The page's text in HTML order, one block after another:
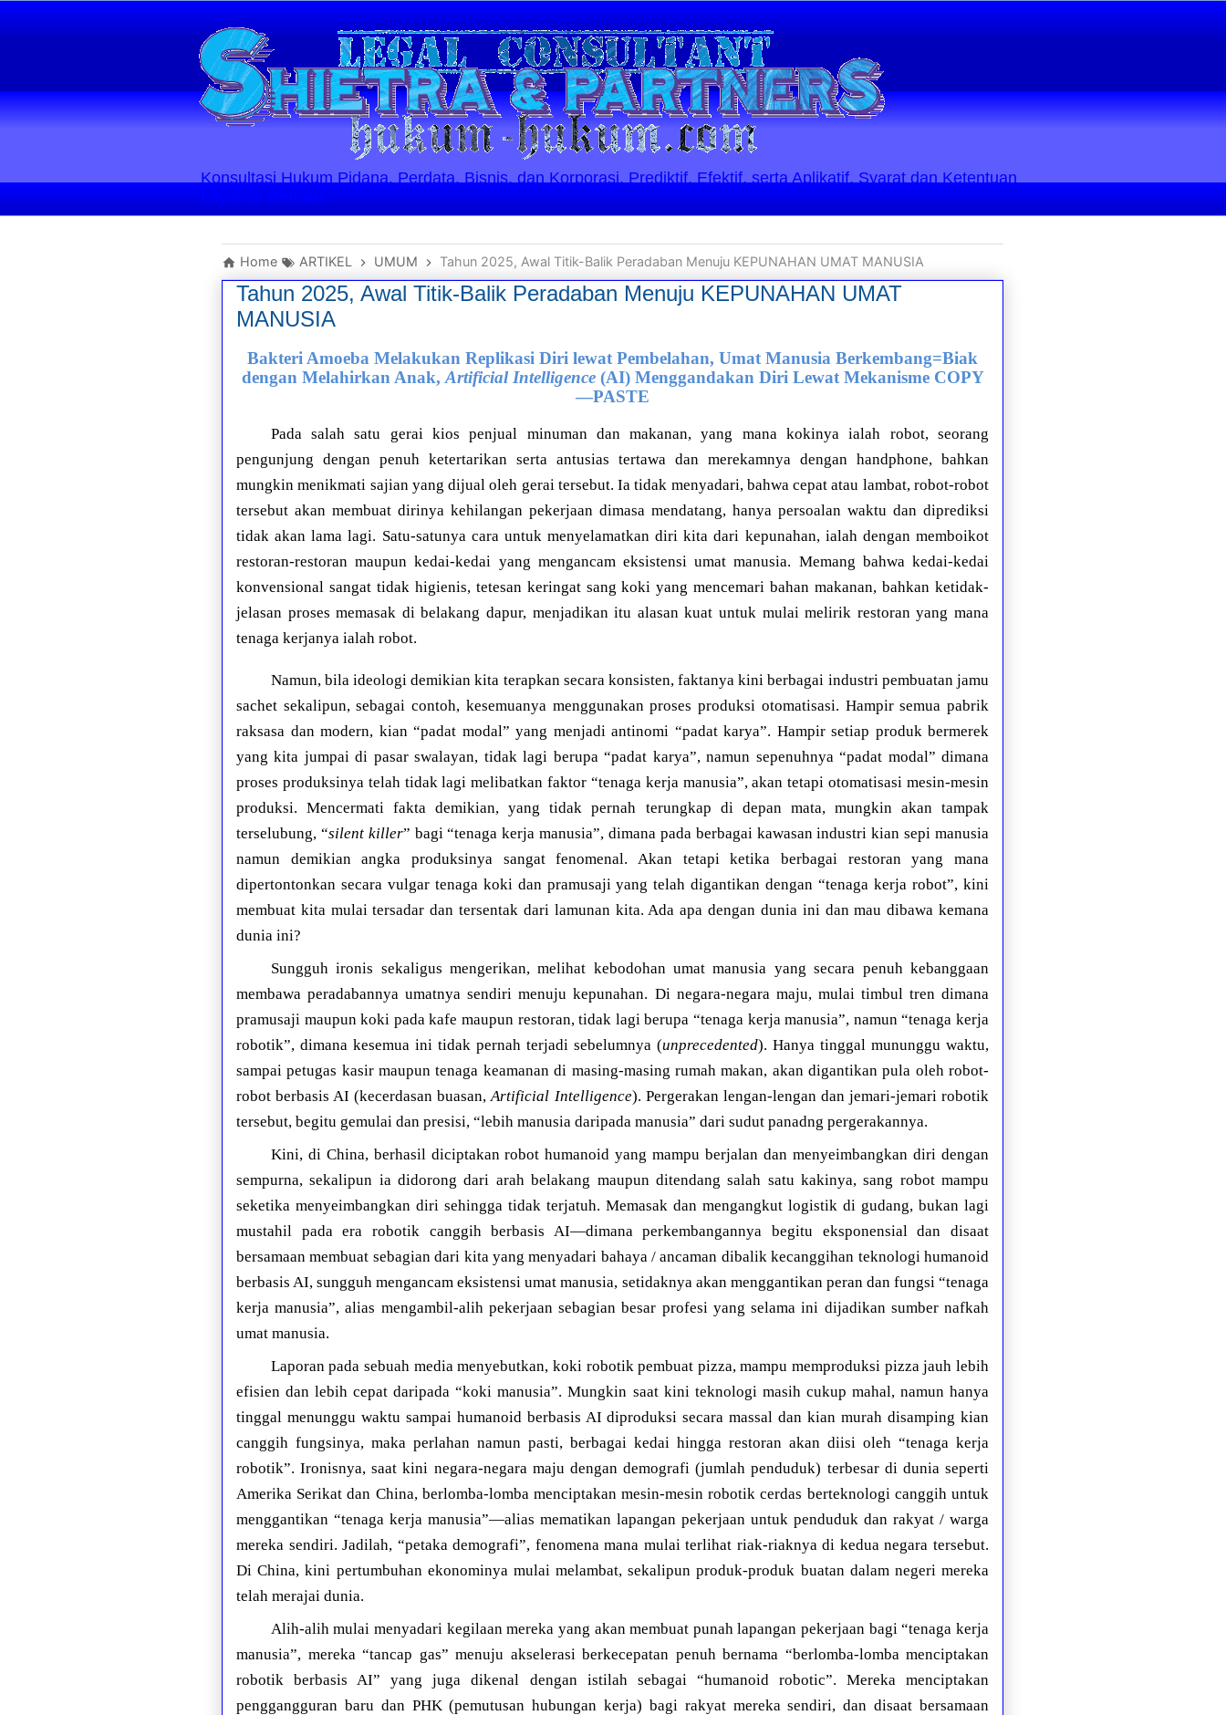
Konsultasi Hukum Pidana, Perdata, Bisnis, dan Korporasi. Prediktif, Efektif, serta Aplikatif. Syarat dan Ketentuan
Layanan Berlaku
Home ARTIKEL UMUM Tahun 2025, Awal Titik-Balik Peradaban Menuju KEPUNAHAN UMAT MANUSIA
Tahun 2025, Awal Titik-Balik Peradaban Menuju KEPUNAHAN UMAT
MANUSIA
Bakteri Amoeba Melakukan Replikasi Diri lewat Pembelahan, Umat Manusia Berkembang=Biak
dengan Melahirkan Anak, Artificial Intelligence(AI) Menggandakan Diri Lewat Mekanisme COPY
—PASTE
Pada salah satu gerai kios penjual minuman dan makanan, yang mana kokinya ialah robot, seorang
pengunjung dengan penuh ketertarikan serta antusias tertawa dan merekamnya dengan handphone, bahkan
mungkin menikmati sajian yang dijual oleh gerai tersebut. Ia tidak menyadari, bahwa cepat atau lambat, robot-robot
tersebut akan membuat dirinya kehilangan pekerjaan dimasa mendatang, hanya persoalan waktu dan diprediksi
tidak akan lama lagi. Satu-satunya cara untuk menyelamatkan diri kita dari kepunahan, ialah dengan memboikot
restoran-restoran maupun kedai-kedai yang mengancam eksistensi umat manusia. Memang bahwa kedai-kedai
konvensional sangat tidak higienis, tetesan keringat sang koki yang mencemari bahan makanan, bahkan ketidak-
jelasan proses memasak di belakang dapur, menjadikan itu alasan kuat untuk mulai melirik restoran yang mana
tenaga kerjanya ialah robot.
Namun, bila ideologi demikian kita terapkan secara konsisten, faktanya kini berbagai industri pembuatan jamu
sachet sekalipun, sebagai contoh, kesemuanya menggunakan proses produksi otomatisasi. Hampir semua pabrik
raksasa dan modern, kian “padat modal” yang menjadi antinomi “padat karya”. Hampir setiap produk bermerek
yang kita jumpai di pasar swalayan, tidak lagi berupa “padat karya”, namun sepenuhnya “padat modal” dimana
proses produksinya telah tidak lagi melibatkan faktor “tenaga kerja manusia”, akan tetapi otomatisasi mesin-mesin
produksi. Mencermati fakta demikian, yang tidak pernah terungkap di depan mata, mungkin akan tampak
terselubung, “silent killer” bagi “tenaga kerja manusia”, dimana pada berbagai kawasan industri kian sepi manusia
namun demikian angka produksinya sangat fenomenal. Akan tetapi ketika berbagai restoran yang mana
dipertontonkan secara vulgar tenaga koki dan pramusaji yang telah digantikan dengan “tenaga kerja robot”, kini
membuat kita mulai tersadar dan tersentak dari lamunan kita. Ada apa dengan dunia ini dan mau dibawa kemana
dunia ini?
Sungguh ironis sekaligus mengerikan, melihat kebodohan umat manusia yang secara penuh kebanggaan
membawa peradabannya umatnya sendiri menuju kepunahan. Di negara-negara maju, mulai timbul tren dimana
pramusaji maupun koki pada kafe maupun restoran, tidak lagi berupa “tenaga kerja manusia”, namun “tenaga kerja
robotik”, dimana kesemua ini tidak pernah terjadi sebelumnya (unprecedented). Hanya tinggal mununggu waktu,
sampai petugas kasir maupun tenaga keamanan di masing-masing rumah makan, akan digantikan pula oleh robot-
robot berbasis AI (kecerdasan buasan,Artificial Intelligence). Pergerakan lengan-lengan dan jemari-jemari robotik
tersebut, begitu gemulai dan presisi, “lebih manusia daripada manusia” dari sudut panadng pergerakannya.
Kini, di China, berhasil diciptakan robot humanoid yang mampu berjalan dan menyeimbangkan diri dengan
sempurna, sekalipun ia didorong dari arah belakang maupun ditendang salah satu kakinya, sang robot mampu
seketika menyeimbangkan diri sehingga tidak terjatuh. Memasak dan mengangkut logistik di gudang, bukan lagi
mustahil pada era robotik canggih berbasis AI—dimana perkembangannya begitu eksponensial dan disaat
bersamaan membuat sebagian dari kita yang menyadari bahaya / ancaman dibalik kecanggihan teknologi humanoid
berbasis AI, sungguh mengancam eksistensi umat manusia, setidaknya akan menggantikan peran dan fungsi “tenaga
kerja manusia”, alias mengambil-alih pekerjaan sebagian besar profesi yang selama ini dijadikan sumber nafkah
umat manusia.
Laporan pada sebuah media menyebutkan, koki robotik pembuat pizza, mampu memproduksi pizza jauh lebih
efisien dan lebih cepat daripada “koki manusia”. Mungkin saat kini teknologi masih cukup mahal, namun hanya
tinggal menunggu waktu sampai humanoid berbasis AI diproduksi secara massal dan kian murah disamping kian
canggih fungsinya, maka perlahan namun pasti, berbagai kedai hingga restoran akan diisi oleh “tenaga kerja
robotik”. Ironisnya, saat kini negara-negara maju dengan demografi (jumlah penduduk) terbesar di dunia seperti
Amerika Serikat dan China, berlomba-lomba menciptakan mesin-mesin robotik cerdas berteknologi canggih untuk
menggantikan “tenaga kerja manusia”—alias mematikan lapangan pekerjaan untuk penduduk dan rakyat / warga
mereka sendiri. Jadilah, “petaka demografi”, fenomena mana mulai terlihat riak-riaknya di kedua negara tersebut.
Di China, kini pertumbuhan ekonominya mulai melambat, sekalipun produk-produk buatan dalam negeri mereka
telah merajai dunia.
Alih-alih mulai menyadari kegilaan mereka yang akan membuat punah lapangan pekerjaan bagi “tenaga kerja
manusia”, mereka “tancap gas” menuju akselerasi berkecepatan penuh bernama “berlomba-lomba menciptakan
robotik berbasis AI” yang juga dikenal dengan istilah sebagai “humanoid robotic”. Mereka menciptakan
penggangguran baru dan PHK (pemutusan hubungan kerja) bagi rakyat mereka sendiri, dan disaat bersamaan